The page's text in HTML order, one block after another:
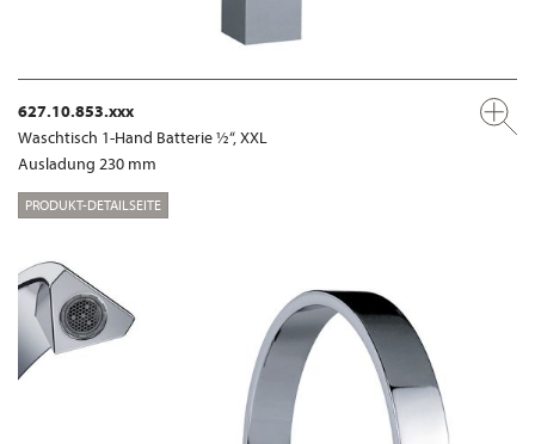
627.10.853.xxx
Waschtisch 1-Hand Batterie ½“, XXL
Ausladung 230 mm
PRODUKT-DETAILSEITE